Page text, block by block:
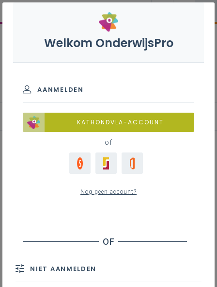
Basisonderwijs
Bevoegdheden
personeelsvertegenwoordigers
Modeldocumenten
Welkom OnderwijsPro
AANMELDEN
KATHONDVLA-ACCOUNT
of
Nog geen account?
NIET AANMELDEN